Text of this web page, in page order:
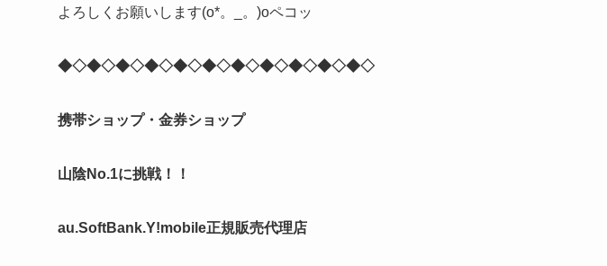
よろしくお願いします(o*。_。)oペコッ
◆◇◆◇◆◇◆◇◆◇◆◇◆◇◆◇◆◇◆◇◆◇
携帯ショップ・金券ショップ
山陰No.1に挑戦！！
au.SoftBank.Y!mobile正規販売代理店